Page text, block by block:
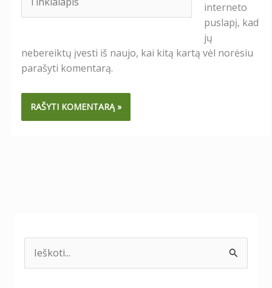
interneto
puslapį, kad
jų
nebereiktų įvesti iš naujo, kai kitą kartą vėl norėsiu
parašyti komentarą.